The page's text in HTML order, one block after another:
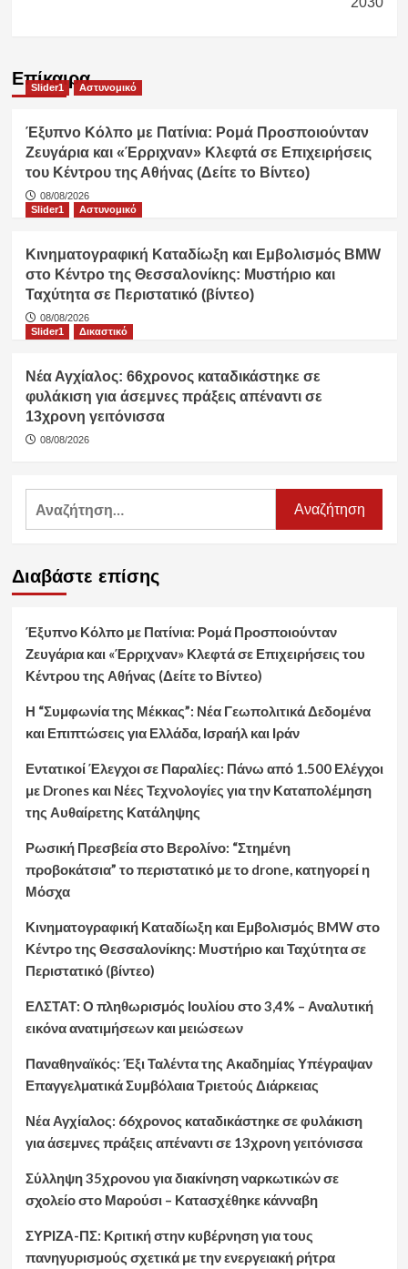
Επίκαιρα
Slider1 Αστυνομικό
Έξυπνο Κόλπο με Πατίνια: Ρομά Προσποιούνταν
Ζευγάρια και «Έρριχναν» Κλεφτά σε Επιχειρήσεις
του Κέντρου της Αθήνας (Δείτε το Βίντεο)
08/08/2026
Slider1
Αστυνομικό
Κινηματογραφική Καταδίωξη και Εμβολισμός BMW
στο Κέντρο της Θεσσαλονίκης: Μυστήριο και
Ταχύτητα σε Περιστατικό (βίντεο)
08/08/2026
Slider1
Δικαστικό
Νέα Αγχίαλος: 66χρονος καταδικάστηκε σε
φυλάκιση για άσεμνες πράξεις απέναντι σε
13χρονη γειτόνισσα
08/08/2026
Διαβάστε επίσης
Έξυπνο Κόλπο με Πατίνια: Ρομά Προσποιούνταν
Ζευγάρια και «Έρριχναν» Κλεφτά σε Επιχειρήσεις του
Κέντρου της Αθήνας (Δείτε το Βίντεο)
Η “Συμφωνία της Μέκκας”: Νέα Γεωπολιτικά Δεδομένα
και Επιπτώσεις για Ελλάδα, Ισραήλ και Ιράν
Εντατικοί Έλεγχοι σε Παραλίες: Πάνω από 1.500 Ελέγχοι
με Drones και Νέες Τεχνολογίες για την Καταπολέμηση
της Αυθαίρετης Κατάληψης
Ρωσική Πρεσβεία στο Βερολίνο: “Στημένη
προβοκάτσια” το περιστατικό με το drone, κατηγορεί η
Μόσχα
Κινηματογραφική Καταδίωξη και Εμβολισμός BMW στο
Κέντρο της Θεσσαλονίκης: Μυστήριο και Ταχύτητα σε
Περιστατικό (βίντεο)
ΕΛΣΤΑΤ: Ο πληθωρισμός Ιουλίου στο 3,4% – Αναλυτική
εικόνα ανατιμήσεων και μειώσεων
Παναθηναϊκός: Έξι Ταλέντα της Ακαδημίας Υπέγραψαν
Επαγγελματικά Συμβόλαια Τριετούς Διάρκειας
Νέα Αγχίαλος: 66χρονος καταδικάστηκε σε φυλάκιση
για άσεμνες πράξεις απέναντι σε 13χρονη γειτόνισσα
Σύλληψη 35χρονου για διακίνηση ναρκωτικών σε
σχολείο στο Μαρούσι – Κατασχέθηκε κάνναβη
ΣΥΡΙΖΑ-ΠΣ: Κριτική στην κυβέρνηση για τους
πανηγυρισμούς σχετικά με την ενεργειακή ρήτρα